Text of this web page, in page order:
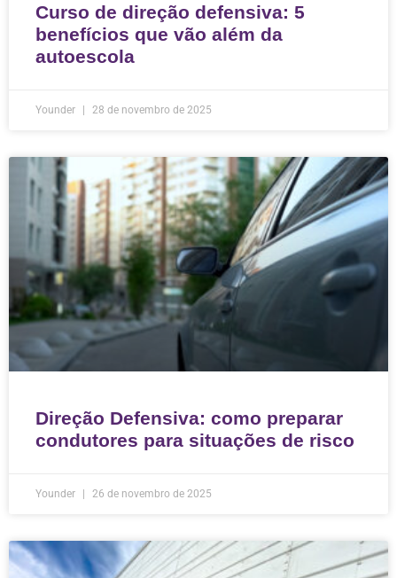
Curso de direção defensiva: 5
benefícios que vão além da
autoescola
Younder 28 de novembro de 2025
Direção Defensiva: como preparar
condutores para situações de risco
Younder 26 de novembro de 2025